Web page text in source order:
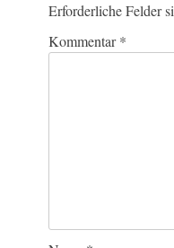
Erforderliche Felder
Kommentar*